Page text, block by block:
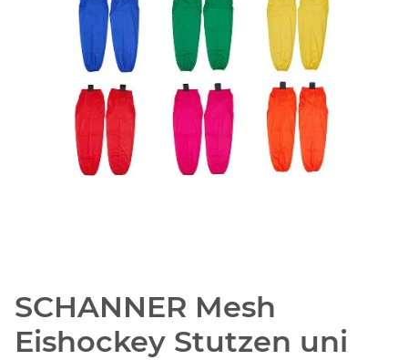
SCHANNER Mesh
Eishockey Stutzen uni